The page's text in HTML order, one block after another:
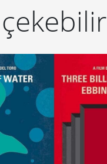
çekebilir